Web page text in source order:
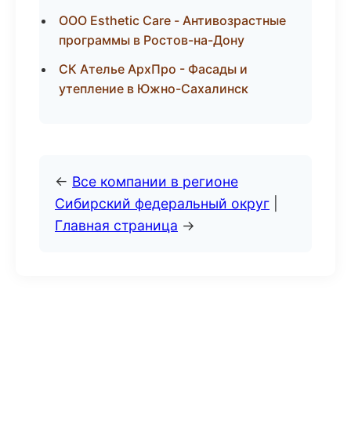
ООО Esthetic Care - Антивозрастные
программы в Ростов-на-Дону
СК Ателье АрхПро - Фасады и
утепление в Южно-Сахалинск
← Все компании в регионе
Сибирский федеральный округ
Главная страница →